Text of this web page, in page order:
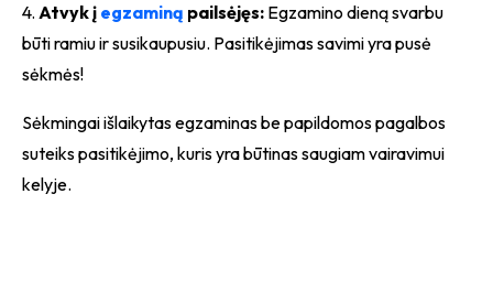
4. Atvyk į egzaminą pailsėjęs: Egzamino dieną svarbu
būti ramiu ir susikaupusiu. Pasitikėjimas savimi yra pusė
sėkmės!
Sėkmingai išlaikytas egzaminas be papildomos pagalbos
suteiks pasitikėjimo, kuris yra būtinas saugiam vairavimui
kelyje.